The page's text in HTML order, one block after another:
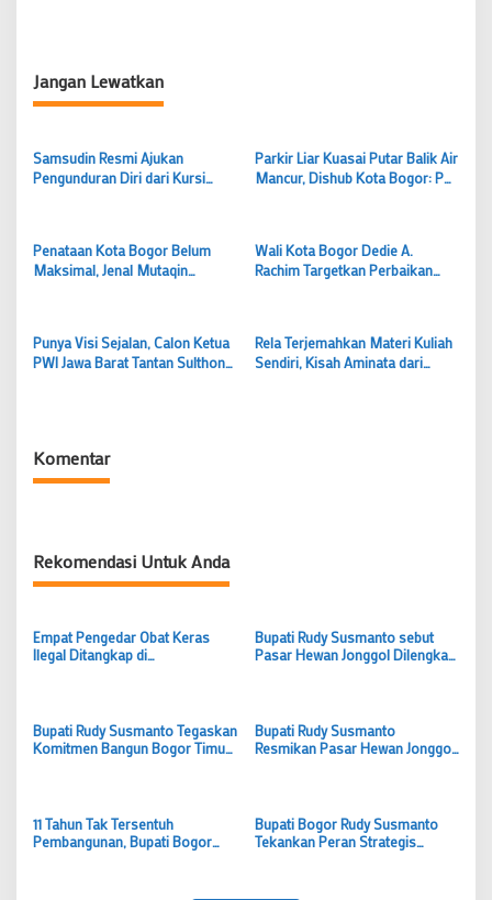
Jangan Lewatkan
Samsudin Resmi Ajukan
Pengunduran Diri dari Kursi
Parkir Liar Kuasai Putar Balik Air
Mancur, Dishub Kota Bogor: PKL
Penataan Kota Bogor Belum
Maksimal, Jenal Mutaqin
Wali Kota Bogor Dedie A.
Rachim Targetkan Perbaikan
Punya Visi Sejalan, Calon Ketua
PWI Jawa Barat Tantan Sulthon
Rela Terjemahkan Materi Kuliah
Sendiri, Kisah Aminata dari
Komentar
Rekomendasi Untuk Anda
Empat Pengedar Obat Keras
Ilegal Ditangkap di
Bupati Rudy Susmanto sebut
Pasar Hewan Jonggol Dilengkapi
Bupati Rudy Susmanto Tegaskan
Komitmen Bangun Bogor Timur
Bupati Rudy Susmanto
Resmikan Pasar Hewan Jonggol,
11 Tahun Tak Tersentuh
Pembangunan, Bupati Bogor
Bupati Bogor Rudy Susmanto
Tekankan Peran Strategis